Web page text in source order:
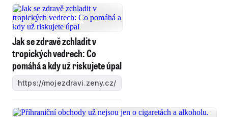
Jak se zdravě zchladit v
tropických vedrech: Co
pomáhá a kdy už riskujete úpal
https://mojezdravi.zeny.cz/